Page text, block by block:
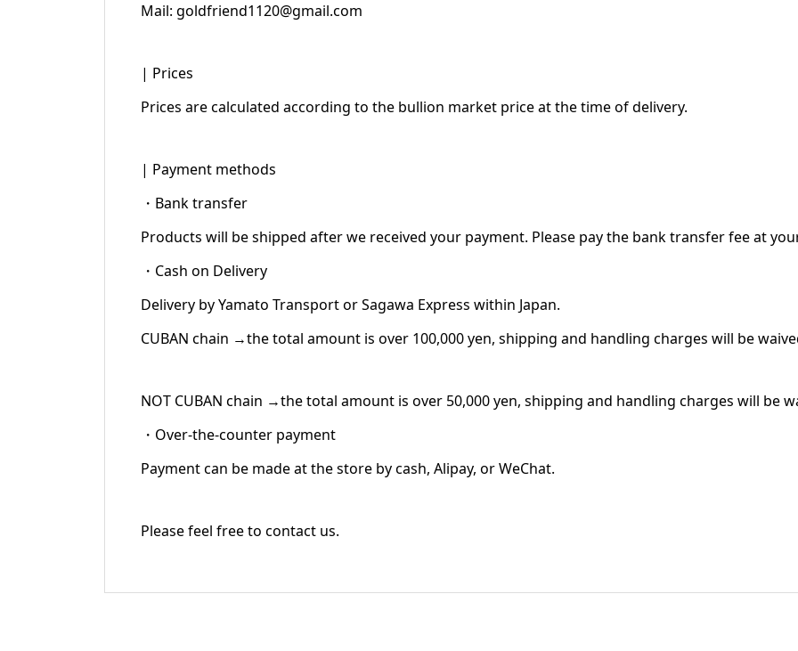
Mail: goldfriend1120@gmail.com
| Prices
Prices are calculated according to the bullion market price at the time of delivery.
| Payment methods
・Bank transfer
Products will be shipped after we received your payment. Please pay the bank transfer fee at
・Cash on Delivery
Delivery by Yamato Transport or Sagawa Express within Japan.
CUBAN chain →the total amount is over 100,000 yen, shipping and handling charges will be
NOT CUBAN chain →the total amount is over 50,000 yen, shipping and handling charges will be
・Over-the-counter payment
Payment can be made at the store by cash, Alipay, or WeChat.
Please feel free to contact us.